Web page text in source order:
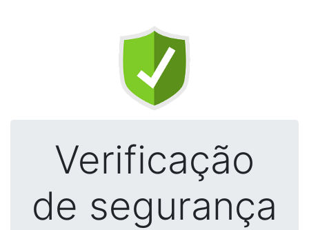
Verificação
de segurança